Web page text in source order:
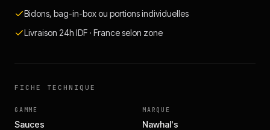
Bidons, bag-in-box ou portions individuelles
Livraison 24h IDF · France selon zone
FICHE TECHNIQUE
GAMME
Sauces
MARQUE
Nawhal's